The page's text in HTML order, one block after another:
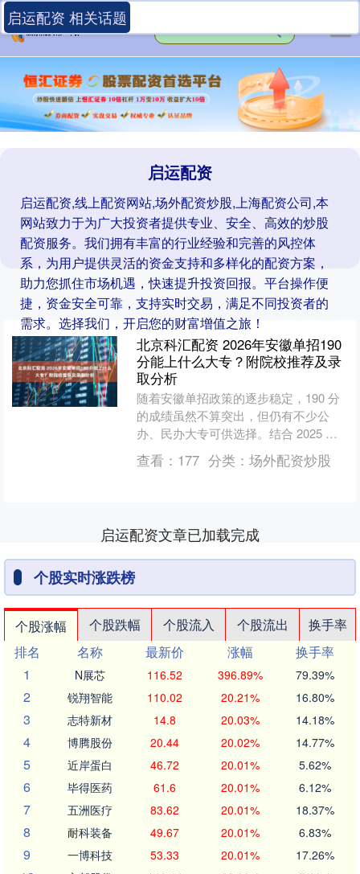
启运配资
启运配资,线上配资网站,场外配资炒股,上海配资公司,本
网站致力于为广大投资者提供专业、安全、高效的炒股
配资服务。我们拥有丰富的行业经验和完善的风控体
系，为用户提供灵活的资金支持和多样化的配资方案，
助力您抓住市场机遇，快速提升投资回报。平台操作便
捷，资金安全可靠，支持实时交易，满足不同投资者的
需求。选择我们，开启您的财富增值之旅！
启运配资 相关话题
北京科汇配资 2026年安徽单招190
分能上什么大专？附院校推荐及录
取分析
随着安徽单招政策的逐步稳定，190 分
的成绩虽然不算突出，但仍有不少公
办、民办大专可供选择。结合 2025 年
的录取数据，我们为你梳理了适配院
校，并重点推荐安徽....
查看： 177 分类： 场外配资炒股
启运配资文章已加载完成
个股实时涨跌榜
个股涨幅 个股跌幅 个股流入 个股流出
换手率
排名
名称 最新价 涨幅
换手率
1
N展芯 116.52 396.89% 79.39%
2 锐翔智能 110.02 20.21% 16.80%
3 志特新材 14.8 20.03% 14.18%
4 博腾股份 20.44 20.02% 14.77%
5 近岸蛋白 46.72 20.01% 5.62%
6 毕得医药 61.6 20.01% 6.12%
7 五洲医疗 83.62 20.01% 18.37%
8 耐科装备 49.67 20.01% 6.83%
9 一博科技 53.33 20.01% 17.26%